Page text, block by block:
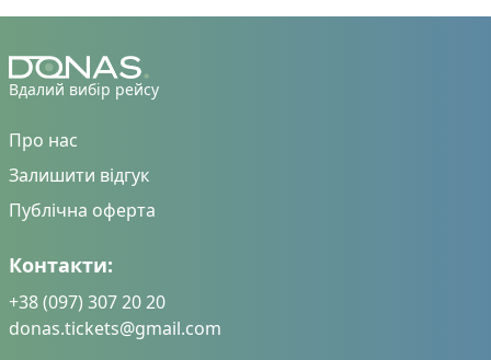
Вдалий вибір рейсу
Про нас
Залишити відгук
Публічна оферта
Контакти:
+38 (097) 307 20 20
donas.tickets@gmail.com